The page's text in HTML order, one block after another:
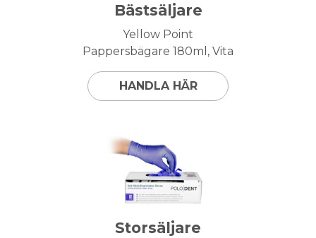
Bästsäljare
Yellow Point
Pappersbägare 180ml, Vita
HANDLA HÄR
Storsäljare